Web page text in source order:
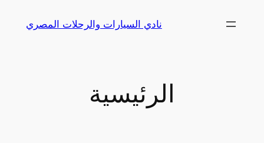
نادي السيارات والرحلات المصري
الرئيسية